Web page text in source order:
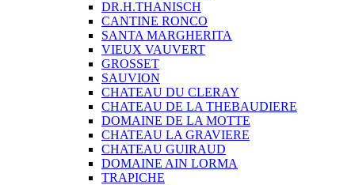
DR.H.THANISCH
CANTINE RONCO
SANTA MARGHERITA
VIEUX VAUVERT
GROSSET
SAUVION
CHATEAU DU CLERAY
CHATEAU DE LA THEBAUDIERE
DOMAINE DE LA MOTTE
CHATEAU LA GRAVIERE
CHATEAU GUIRAUD
DOMAINE AIN LORMA
TRAPICHE